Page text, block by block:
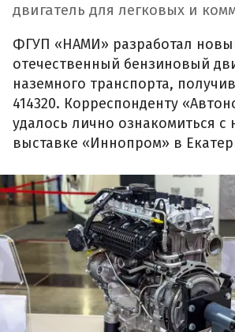
двигатель для легковых и
ФГУП «НАМИ» разработал
отечественный бензиновый
наземного транспорта,
414320. Корреспонденту
удалось лично ознакомиться с
выставке «Иннопром» в